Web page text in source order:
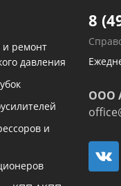
и ремонт
давления
и
8
ООО